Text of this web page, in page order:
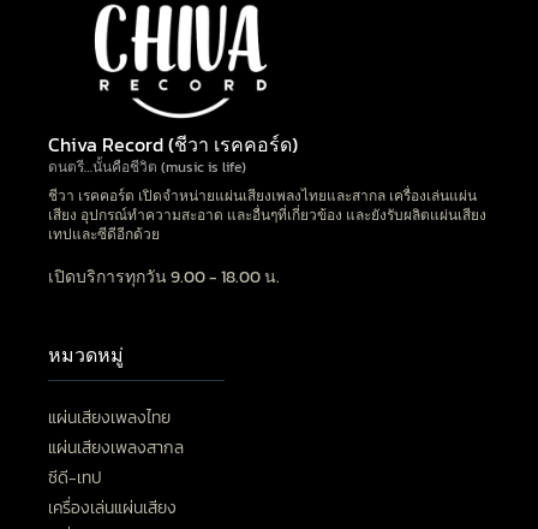
Chiva Record (ชีวา เรคคอร์ด)
ดนตรี…นั้นคือชีวิต (music is life)
ชีวา เรคคอร์ด เปิดจำหน่ายแผ่นเสียงเพลงไทยและสากล เครื่องเล่นแผ่น
เสียง อุปกรณ์ทำความสะอาด และอื่นๆที่เกี่ยวข้อง และยังรับผลิตแผ่นเสียง
เทปและซีดีอีกด้วย
เปิดบริการทุกวัน 9.00 - 18.00 น.
หมวดหมู่
แผ่นเสียงเพลงไทย
แผ่นเสียงเพลงสากล
ซีดี-เทป
เครื่องเล่นแผ่นเสียง